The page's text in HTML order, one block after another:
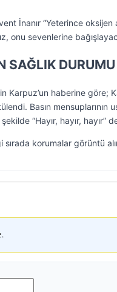
İnanır “Yeterince
onu sevenlerine
SAĞLIK DURUMU
Karpuz’un haberine göre;
Basın
“Hayır, hayır, hayır”
sırada korumalar görüntü